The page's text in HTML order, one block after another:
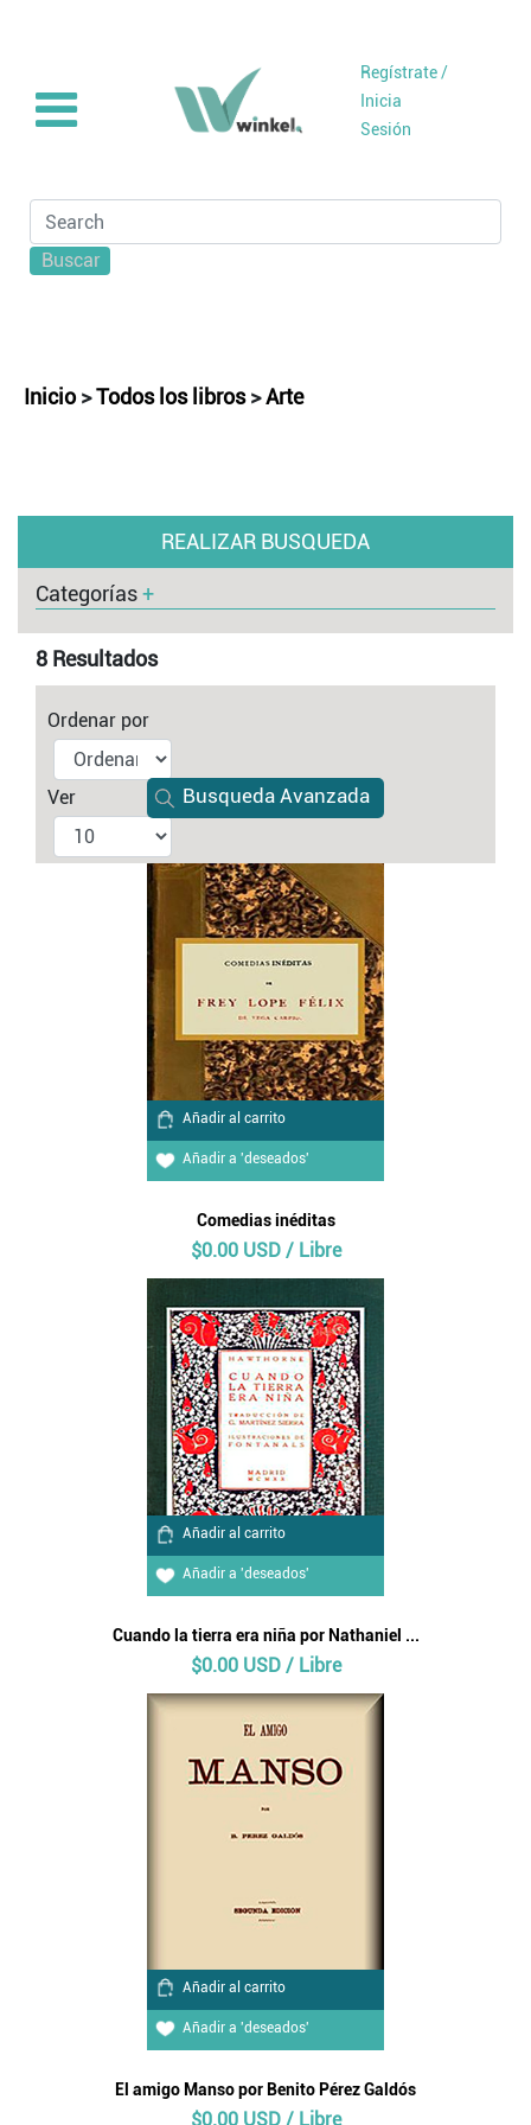
Regístrate /
Inicia
Sesión
Buscar
Inicio >Todos los libros >Arte
REALIZAR BUSQUEDA
Categorías+
8 Resultados
Ordenar por
Ver Busqueda Avanzada
Añadir al carrito
Añadir a 'deseados'
Comedias inéditas
$0.00 USD / Libre
Añadir al carrito
Añadir a 'deseados'
Cuando la tierra era niña por Nathaniel ...
$0.00 USD / Libre
Añadir al carrito
Añadir a 'deseados'
El amigo Manso por Benito Pérez Galdós
$0.00 USD / Libre